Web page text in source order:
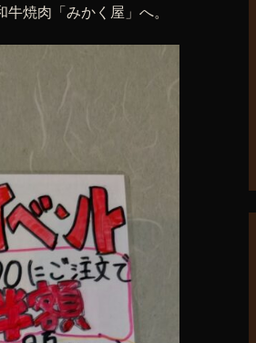
焼肉「みかく屋」へ。